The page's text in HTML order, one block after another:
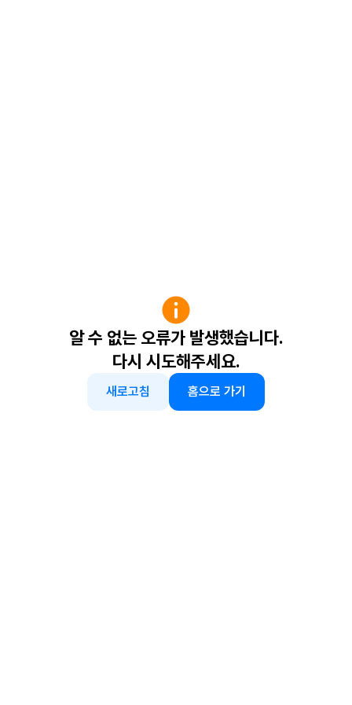
알 수 없는 오류가 발생했습니다.
다시 시도해주세요.
새로고침 홈으로 가기